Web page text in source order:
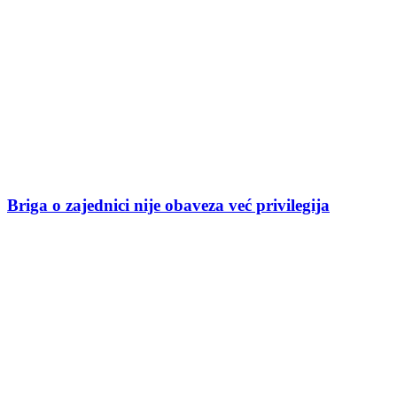
Briga o zajednici nije obaveza već privilegija